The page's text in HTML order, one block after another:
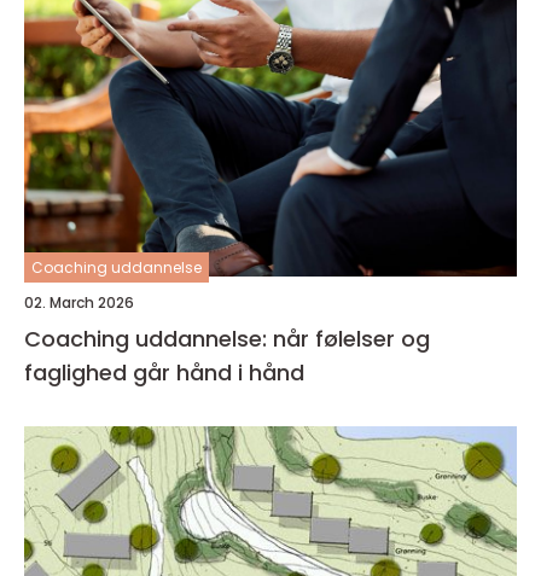
Coaching uddannelse
02. March 2026
Coaching uddannelse: når følelser og
faglighed går hånd i hånd